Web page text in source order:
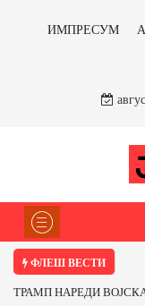
ИМПРЕСУМ
ФЛЕШ ВЕСТИ
ОД САД
Почнува